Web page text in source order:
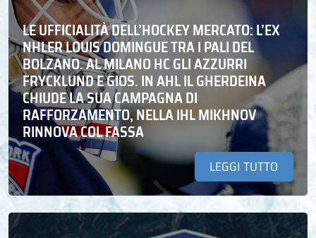
LE UFFICIALITÀ DELL’HOCKEY MERCATO: L’EX
NHLER LOUIS DOMINGUE TRA I PALI DEL
BOLZANO. AL MILANO HC GLI AZZURRI
FRYCKLUND E GIOS. IN AHL IL GHERDEINA
CHIUDE LA SUA CAMPAGNA DI
RAFFORZAMENTO, NELLA IHL MIKHNOV
RINNOVA COL FASSA
LEGGI TUTTO